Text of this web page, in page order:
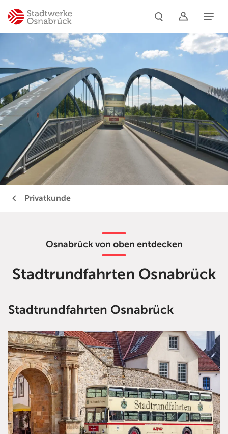
Privatkunde
Osnabrück von oben entdecken
Stadtrundfahrten Osnabrück
Stadtrundfahrten Osnabrück